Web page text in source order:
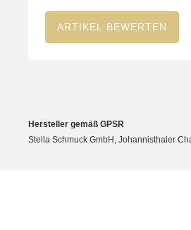
ARTIKEL BEWERTEN
Hersteller gemäß GPSR
Stella Schmuck GmbH, Johannisthaler